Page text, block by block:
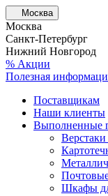
Москва
Москва
Санкт-Петербург
Нижний Новгород
% Акции
Полезная
Поставщикам
Наши клиенты
Выполненные
Шкафы